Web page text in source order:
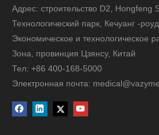
Адрес: строительство D2, Hongfeng
Технологический парк, Кечуанг -
Экономическое и технологическое
Зона, провинция Цзянсу, Китай
Тел: +86 400-168-5000
Электронная почта: